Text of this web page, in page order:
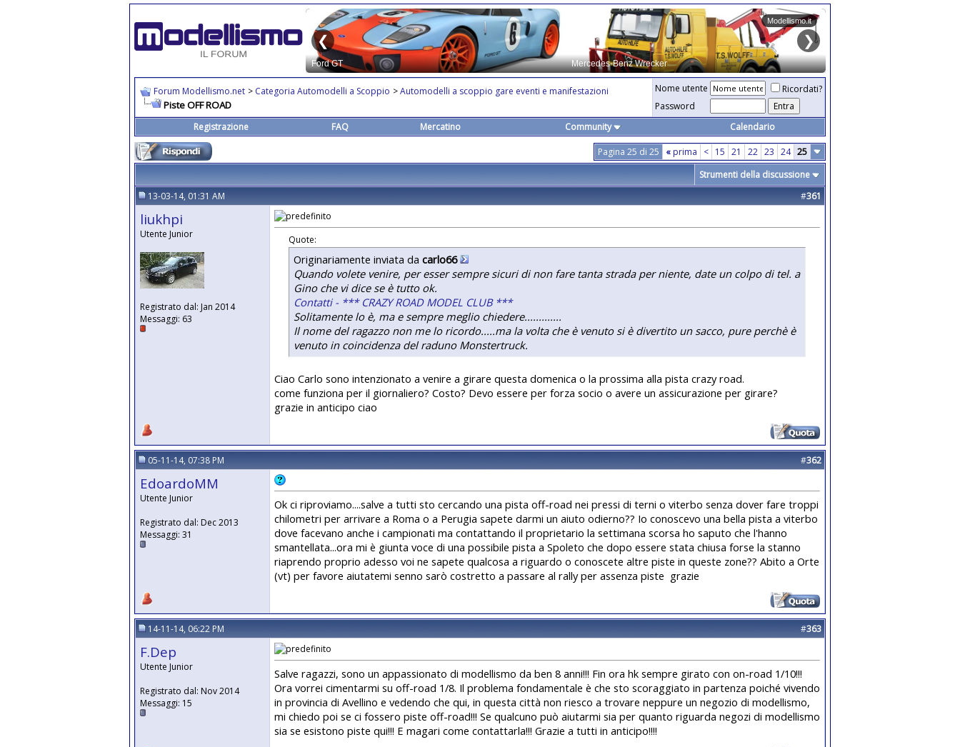
Forum Modellismo.net > Categoria Automodelli a Scoppio >Automodelli a scoppio gare eventi e manifestazioni
Piste OFF ROAD
Nome utente
Ricordati?
Password
Registrazione
FAQ Mercatino Community Calendario
Pagina 25 di 25 « prima < 15 21 22 23 24 25
Strumenti della discussione
13-03-14, 01:31 AM
#361
liukhpi
Utente Junior
Registrato dal: Jan 2014
Messaggi: 63
Quote:
Originariamente inviata da carlo66
Quando volete venire, per esser sempre sicuri di non fare tanta strada per niente, date un colpo di tel. a
Gino che vi dice se è tutto ok.
Contatti - *** CRAZY ROAD MODEL CLUB ***
Solitamente lo è, ma e sempre meglio chiedere.............
Il nome del ragazzo non me lo ricordo.....ma la volta che è venuto si è divertito un sacco, pure perchè è
venuto in coincidenza del raduno Monstertruck.
Ciao Carlo sono intenzionato a venire a girare questa domenica o la prossima alla pista crazy road.
come funziona per il giornaliero? Costo? Devo essere per forza socio o avere un assicurazione per girare?
grazie in anticipo ciao
05-11-14, 07:38 PM #362
EdoardoMM
Utente Junior
Registrato dal: Dec 2013
Messaggi: 31
Ok ci riproviamo....salve a tutti sto cercando una pista off-road nei pressi di terni o viterbo senza dover fare troppi
chilometri per arrivare a Roma o a Perugia sapete darmi un aiuto odierno?? Io conoscevo una bella pista a viterbo
dove facevano anche i campionati ma contattando il proprietario la settimana scorsa ho saputo che l'hanno
smantellata...ora mi è giunta voce di una possibile pista a Spoleto che dopo essere stata chiusa forse la stanno
riaprendo proprio adesso voi ne sapete qualcosa a riguardo o conoscete altre piste in queste zone?? Abito a Orte
(vt) per favore aiutatemi senno sarò costretto a passare al rally per assenza piste grazie
14-11-14, 06:22 PM #363
F.Dep
Utente Junior
Registrato dal: Nov 2014
Messaggi: 15
Salve ragazzi, sono un appassionato di modellismo da ben 8 anni!!! Fin ora hk sempre girato con on-road 1/10!!!
Ora vorrei cimentarmi su off-road 1/8. Il problema fondamentale è che sto scoraggiato in partenza poiché vivendo
in provincia di Avellino e vedendo che qui, in questa città non riesco a trovare neppure un negozio di modellismo,
mi chiedo poi se ci fossero piste off-road!!! Se qualcuno può aiutarmi sia per quanto riguarda negozi di modellismo
sia se esistono piste qui!!! E magari come contattarla!!! Grazie a tutti in anticipo!!!!